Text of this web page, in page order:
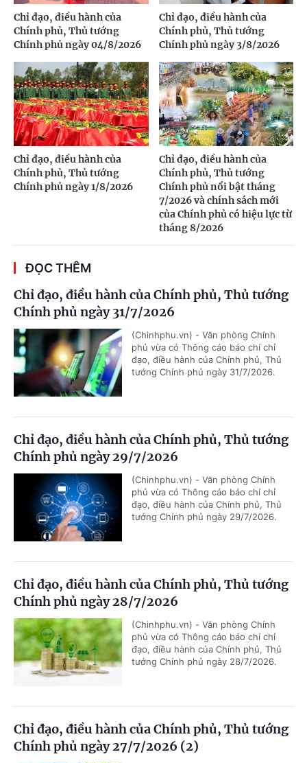
Chỉ đạo, điều hành của
Chính phủ, Thủ tướng
Chính phủ ngày 04/8/2026
Chỉ đạo, điều hành của
Chính phủ, Thủ tướng
Chính phủ ngày 3/8/2026
Chỉ đạo, điều hành của
Chính phủ, Thủ tướng
Chính phủ ngày 1/8/2026
Chỉ đạo, điều hành của
Chính phủ, Thủ tướng
Chính phủ nổi bật tháng
7/2026 và chính sách mới
của Chính phủ có hiệu lực từ
tháng 8/2026
ĐỌC THÊM
Chỉ đạo, điều hành của Chính phủ, Thủ tướng
Chính phủ ngày 31/7/2026
(Chinhphu.vn) - Văn phòng Chính
phủ vừa có Thông cáo báo chí chỉ
đạo, điều hành của Chính phủ, Thủ
tướng Chính phủ ngày 31/7/2026.
Chỉ đạo, điều hành của Chính phủ, Thủ tướng
Chính phủ ngày 29/7/2026
(Chinhphu.vn) - Văn phòng Chính
phủ vừa có Thông cáo báo chí chỉ
đạo, điều hành của Chính phủ, Thủ
tướng Chính phủ ngày 29/7/2026.
Chỉ đạo, điều hành của Chính phủ, Thủ tướng
Chính phủ ngày 28/7/2026
(Chinhphu.vn) - Văn phòng Chính
phủ vừa có Thông cáo báo chí chỉ
đạo, điều hành của Chính phủ, Thủ
tướng Chính phủ ngày 28/7/2026.
Chỉ đạo, điều hành của Chính phủ, Thủ tướng
Chính phủ ngày 27/7/2026 (2)